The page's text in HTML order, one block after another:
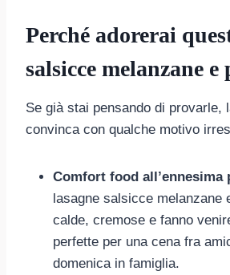
Perché adorerai
salsicce melanzane e
Se già stai pensando di provarle,
convinca con qualche motivo
Comfort food all’ennesima
lasagne salsicce melanzane
calde, cremose e fanno
perfette per una cena fra
domenica in famiglia.